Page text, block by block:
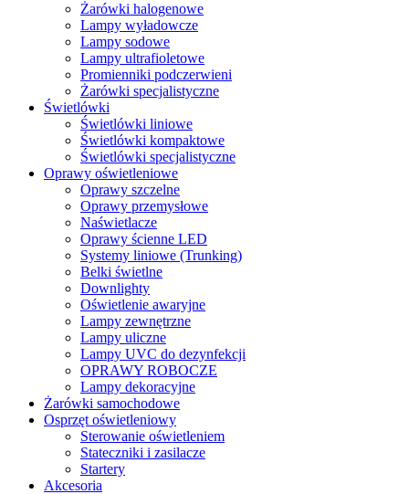
Żarówki halogenowe
Lampy wyładowcze
Lampy sodowe
Lampy ultrafioletowe
Promienniki podczerwieni
Żarówki specjalistyczne
Świetlówki
Świetlówki liniowe
Świetlówki kompaktowe
Świetlówki specjalistyczne
Oprawy oświetleniowe
Oprawy szczelne
Oprawy przemysłowe
Naświetlacze
Oprawy ścienne LED
Systemy liniowe (Trunking)
Belki świetlne
Downlighty
Oświetlenie awaryjne
Lampy zewnętrzne
Lampy uliczne
Lampy UVC do dezynfekcji
OPRAWY ROBOCZE
Lampy dekoracyjne
Żarówki samochodowe
Osprzęt oświetleniowy
Sterowanie oświetleniem
Stateczniki i zasilacze
Startery
Akcesoria